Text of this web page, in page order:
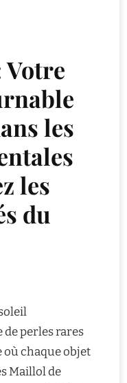
Votre
les
les
du
perles rares
où chaque objet
Maillol de